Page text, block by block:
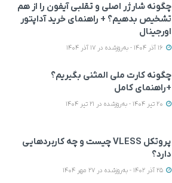
چگونه شارژر اصلی و تقلبی آیفون را از هم
تشخیص بدهیم؟ + راهنمای خرید آداپتور
اورجینال
چگونه کارت ملی المثنی بگیریم؟
+راهنمای کامل
پروتکل VLESS چیست و چه کاربردهایی
دارد؟